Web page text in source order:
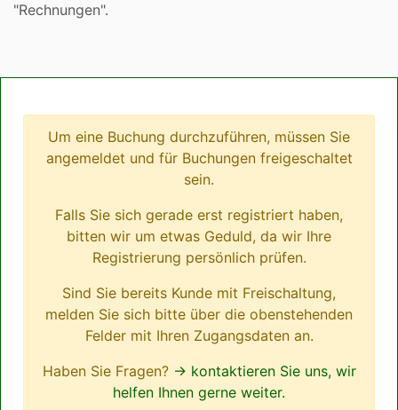
"Rechnungen".
Um eine Buchung durchzuführen, müssen Sie
angemeldet und für Buchungen freigeschaltet
sein.
Falls Sie sich gerade erst registriert haben,
bitten wir um etwas Geduld, da wir Ihre
Registrierung persönlich prüfen.
Sind Sie bereits Kunde mit Freischaltung,
melden Sie sich bitte über die obenstehenden
Felder mit Ihren Zugangsdaten an.
Haben Sie Fragen? → kontaktieren Sie uns, wir
helfen Ihnen gerne weiter.